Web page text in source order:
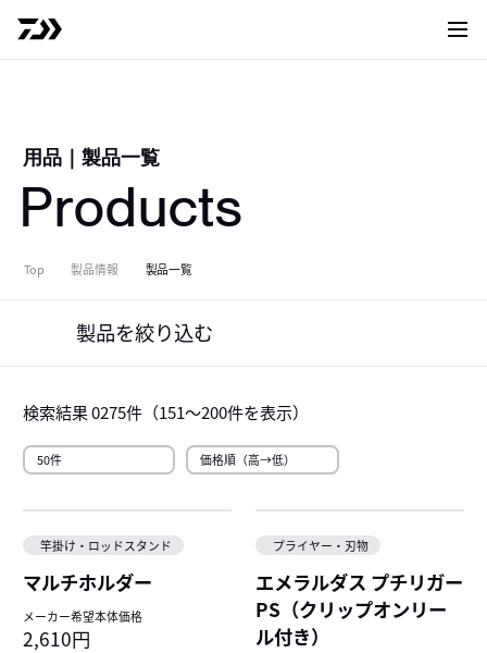
サイ
用品｜ 製品一覧
Products
Top 製品情報 製品一覧
製品を絞り込む
検索結果0275件（151～200件を表示）
竿掛け・ロッドスタンド
マルチホルダー
メーカー希望本体価格
2,610円
プライヤー・刃物
エメラルダス プチリガー
PS（クリップオンリー
ル付き）